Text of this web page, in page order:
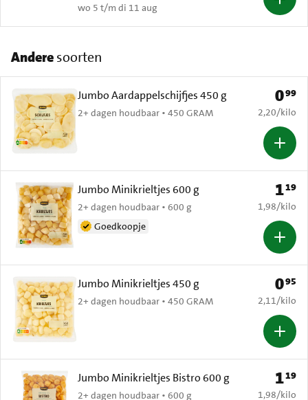
wo 5 t/m di 11 aug
Anderesoorten
Jumbo Aardappelschijfjes 450 g
2+ dagen houdbaar • 450 GRAM
Prijs:
099
€ 2,20 per
2,20/kilo
Jumbo Minikrieltjes 600 g
2+ dagen houdbaar • 600 g
Goedkoopje
Prijs:
119
€ 1,98 per
1,98/kilo
Jumbo Minikrieltjes 450 g
2+ dagen houdbaar • 450 GRAM
Prijs:
095
€ 2,11 per
2,11/kilo
Jumbo Minikrieltjes Bistro 600 g
2+ dagen houdbaar • 600 g
Prijs:
119
€ 1,98 per
1,98/kilo